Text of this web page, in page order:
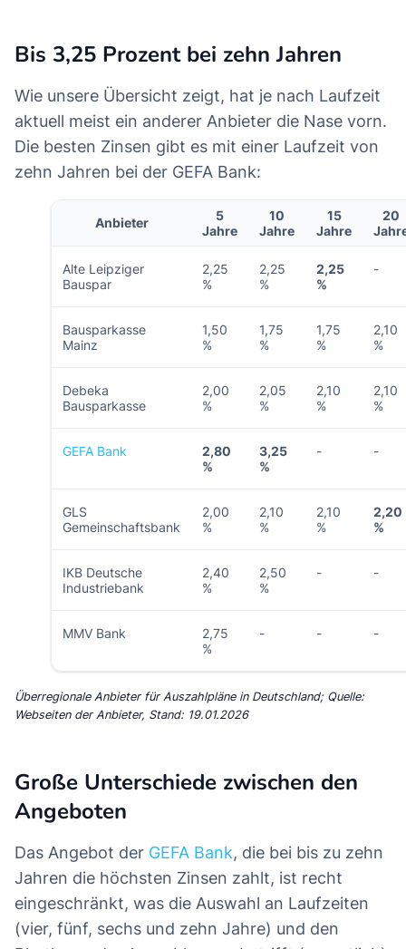
Bis 3,25 Prozent bei zehn Jahren
Wie unsere Übersicht zeigt, hat je nach Laufzeit
aktuell meist ein anderer Anbieter die Nase vorn.
Die besten Zinsen gibt es mit einer Laufzeit von
zehn Jahren bei der GEFA Bank:
Anbieter
5
Jahre
10
Jahre
15
Jahre
20
Alte Leipziger
Bauspar
2,25
%
2,25
%
2,25
%
-
Bausparkasse
Mainz
1,50
%
1,75
%
1,75
%
2,10
%
Debeka
Bausparkasse
2,00
%
2,05
%
2,10
%
2,10
%
GEFA Bank
2,80
%
3,25
%
- -
GLS
Gemeinschaftsbank
2,00
%
2,10
%
2,10
%
2,20
%
IKB Deutsche
Industriebank
2,40
%
2,50
%
- -
MMV Bank
2,75
%
- - -
Überregionale Anbieter für Auszahlpläne in Deutschland; Quelle:
Webseiten der Anbieter, Stand: 19.01.2026
Große Unterschiede zwischen den
Angeboten
Das Angebot der GEFA Bank, die bei bis zu zehn
Jahren die höchsten Zinsen zahlt, ist recht
eingeschränkt, was die Auswahl an Laufzeiten
(vier, fünf, sechs und zehn Jahre) und den